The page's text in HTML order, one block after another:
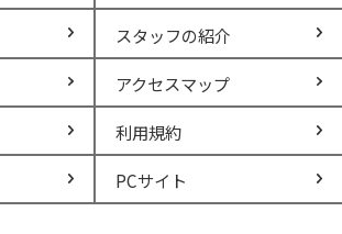
スタッフの紹介
アクセスマップ
利用規約
PCサイト